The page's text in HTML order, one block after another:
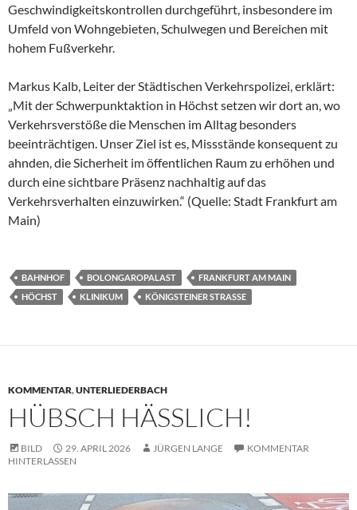
Geschwindigkeitskontrollen durchgeführt, insbesondere im
Umfeld von Wohngebieten, Schulwegen und Bereichen mit
hohem Fußverkehr.
Markus Kalb, Leiter der Städtischen Verkehrspolizei, erklärt:
„Mit der Schwerpunktaktion in Höchst setzen wir dort an, wo
Verkehrsverstöße die Menschen im Alltag besonders
beeinträchtigen. Unser Ziel ist es, Missstände konsequent zu
ahnden, die Sicherheit im öffentlichen Raum zu erhöhen und
durch eine sichtbare Präsenz nachhaltig auf das
Verkehrsverhalten einzuwirken.“ (Quelle: Stadt Frankfurt am
Main)
BAHNHOF BOLONGAROPALAST
FRANKFURT AM MAIN
HÖCHST
KLINIKUM KÖNIGSTEINER STRASSE
KOMMENTAR,UNTERLIEDERBACH
HÜBSCH HÄSSLICH!
BILD 29. APRIL 2026 JÜRGEN LANGE
KOMMENTAR
HINTERLASSEN